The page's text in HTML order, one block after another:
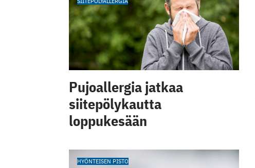
Pujoallergia jatkaa
siitepölykautta
loppukesään
HYÖNTEISEN PISTO